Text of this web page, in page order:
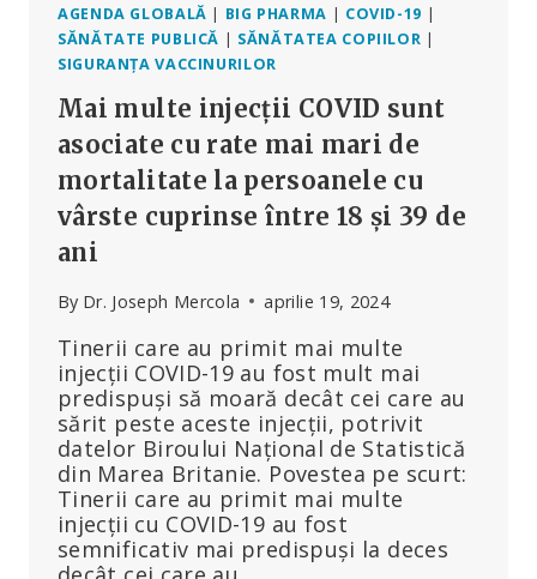
ADEVĂR
ȘI
DREPTATE?
AGENDA GLOBALĂ | BIG PHARMA | COVID-19 |
SĂNĂTATE PUBLICĂ | SĂNĂTATEA COPIILOR |
SIGURANȚA VACCINURILOR
Mai multe injecții COVID sunt
asociate cu rate mai mari de
mortalitate la persoanele cu
vârste cuprinse între 18 și 39 de
ani
By Dr. Joseph Mercola aprilie 19, 2024
Tinerii care au primit mai multe
injecții COVID-19 au fost mult mai
predispuși să moară decât cei care au
sărit peste aceste injecții, potrivit
datelor Biroului Național de Statistică
din Marea Britanie. Povestea pe scurt:
Tinerii care au primit mai multe
injecții cu COVID-19 au fost
semnificativ mai predispuși la deces